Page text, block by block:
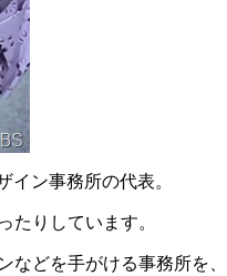
イン事務所の代表。
たりしています。
などを手がける事務所を、